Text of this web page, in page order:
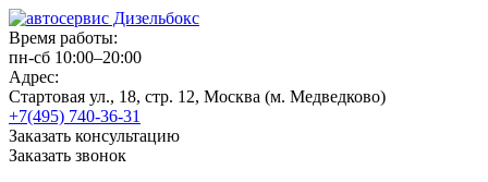
Время работы:
пн-сб 10:00–20:00
Адрес:
Стартовая ул., 18, стр. 12, Москва (м. Медведково)
+7(495) 740-36-31
Заказать консультацию
Заказать звонок